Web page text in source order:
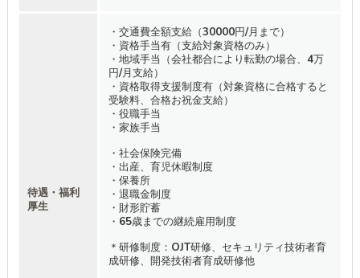
待遇・福利
厚生
・交通費全額支給（30000円/月まで）
・資格手当有（支給対象資格のみ）
・地域手当（会社都合により転勤の場合、4万
円/月支給）
・資格取得支援制度有（対象資格に合格すると
受験料、合格お祝金支給）
・役職手当
・家族手当
・社会保険完備
・出産、育児休暇制度
・保養所
・退職金制度
・財形貯蓄
・65歳までの継続雇用制度
＊研修制度：OJT研修、セキュリティ技術者育
成研修、開発技術者育成研修他